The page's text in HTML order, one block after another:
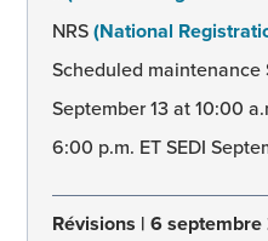
NRS(National
Scheduled maintenance
September 13 at 10:00
6:00 p.m. ET SEDI
Révisions 6